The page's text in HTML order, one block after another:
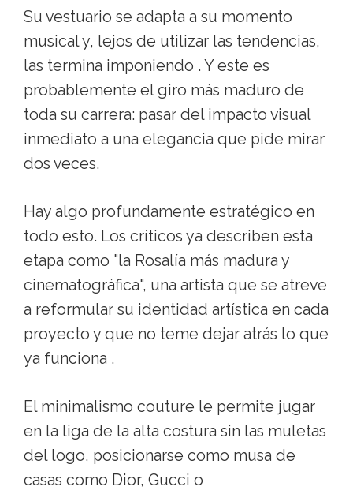
Su vestuario se adapta a su momento
musical y, lejos de utilizar las tendencias,
las termina imponiendo . Y este es
probablemente el giro más maduro de
toda su carrera: pasar del impacto visual
inmediato a una elegancia que pide mirar
dos veces.
Hay algo profundamente estratégico en
todo esto. Los críticos ya describen esta
etapa como "la Rosalía más madura y
cinematográfica", una artista que se atreve
a reformular su identidad artística en cada
proyecto y que no teme dejar atrás lo que
ya funciona .
El minimalismo couture le permite jugar
en la liga de la alta costura sin las muletas
del logo, posicionarse como musa de
casas como Dior, Gucci o